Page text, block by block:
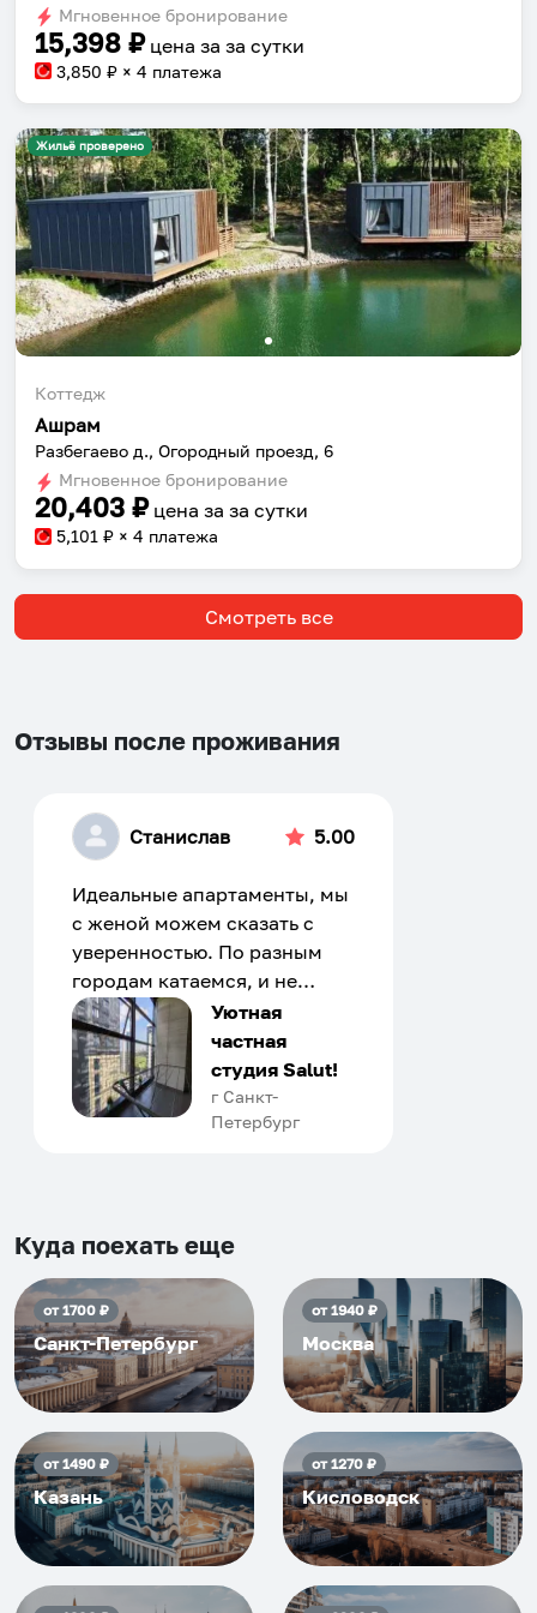
changing
dates.
changing
dates.
Мгновенное бронирование
15,398 ₽ цена за за сутки
3,850 ₽ × 4 платежа
Жильё проверено
Коттедж
Ашрам
Разбегаево д., Огородный проезд, 6
Мгновенное бронирование
20,403 ₽ цена за за сутки
5,101 ₽ × 4 платежа
Смотреть все
Отзывы после проживания
Станислав 5.00
Идеальные апартаменты, мы
с женой можем сказать с
уверенностью. По разным
городам катаемся, и не
только в России. Сервис на
отличном уровне. Хозяин
апартаментов доброй души
человек, всегда можно
договориться, подскажет
приезжать еще...
Уютная
частная
студия Salut!
г Санкт-
Петербург
Куда поехать еще
от1700₽
Санкт-Петербург
от1940₽
Москва
от1490₽
Казань
от1270₽
Кисловодск